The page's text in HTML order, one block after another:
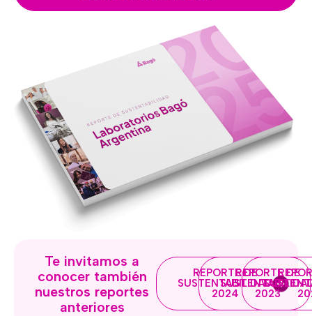
Te invitamos a
conocer también
nuestros reportes
anteriores
REPORTE DE
SUSTENTABILIDAD
2024
REPORTE DE
2023